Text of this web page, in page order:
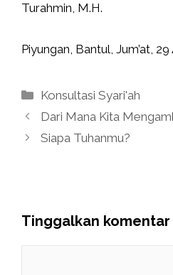
Turahmin, M.H.
Piyungan, Bantul, Jum’at,
Kategori
Konsultasi Syari'ah
Dari Mana Kita
Siapa Tuhanmu?
Tinggalkan komentar